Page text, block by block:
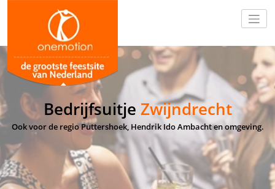
Bedrijfsuitje Zwijndrecht
Ook voor de regio Puttershoek, Hendrik Ido Ambacht en omgeving.